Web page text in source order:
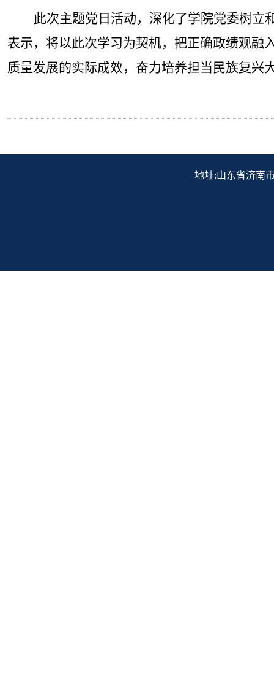
此次主题党日活动，深化了学院党委树立
表示，将以此次学习为契机，把正确政绩观融
质量发展的实际成效，奋力培养担当民族复兴
地址:山东省济南